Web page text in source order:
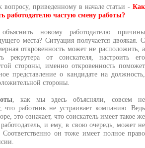
вопросу, приведенному в начале статьи -Как
работодателю частую смену работы?
новому работодателю причины
места? Ситуация получается двоякая. С
откровенность может не расположить, а
рекрутера от соискателя, настроить его
стороны, именно откровенность поможет
представление о кандидате на должность,
стороны.
, как мы здесь объясняли, совсем не
что работник не устраивает компанию. Ведь
это означает, что соискатель имеет такое же
и ему, в свою очередь, может не
Соответственно он тоже имеет полное право